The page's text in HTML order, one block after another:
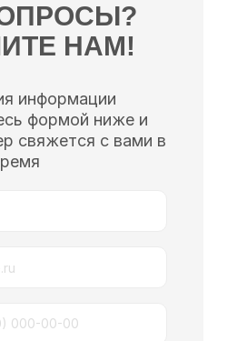
НАМ!
информации
формой ниже и
свяжется с вами в